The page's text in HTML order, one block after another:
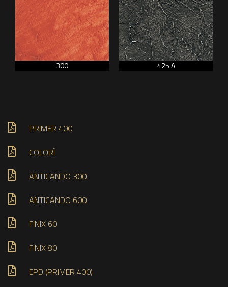
300 425 A
PRIMER 400
COLORÌ
ANTICANDO 300
ANTICANDO 600
FINIX 60
FINIX 80
EPD (PRIMER 400)